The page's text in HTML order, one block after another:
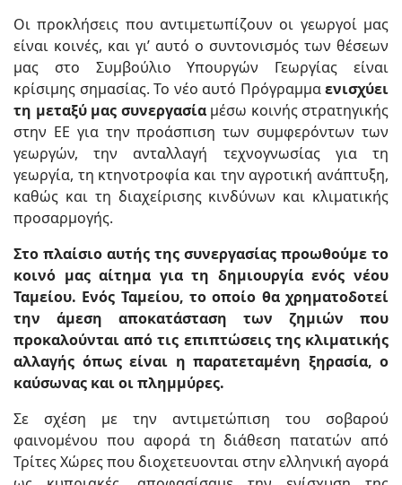
Οι προκλήσεις που αντιμετωπίζουν οι γεωργοί μας
είναι κοινές, και γι’ αυτό ο συντονισμός των θέσεων
μας στο Συμβούλιο Υπουργών Γεωργίας είναι
κρίσιμης σημασίας. Το νέο αυτό Πρόγραμμαενισχύει
τη μεταξύ μας συνεργασίαμέσω κοινής στρατηγικής
στην ΕΕ για την προάσπιση των συμφερόντων των
γεωργών, την ανταλλαγή τεχνογνωσίας για τη
γεωργία, τη κτηνοτροφία και την αγροτική ανάπτυξη,
καθώς και τη διαχείρισης κινδύνων και κλιματικής
προσαρμογής.
Στο πλαίσιο αυτής της συνεργασίας προωθούμε το
κοινό μας αίτημα για τη δημιουργία ενός νέου
Ταμείου. Ενός Ταμείου, το οποίο θα χρηματοδοτεί
την άμεση αποκατάσταση των ζημιών που
προκαλούνται από τις επιπτώσεις της κλιματικής
αλλαγής όπως είναι η παρατεταμένη ξηρασία, ο
καύσωνας και οι πλημμύρες.
Σε σχέση με την αντιμετώπιση του σοβαρού
φαινομένου που αφορά τη διάθεση πατατών από
Τρίτες Χώρες που διοχετευονται στην ελληνική αγορά